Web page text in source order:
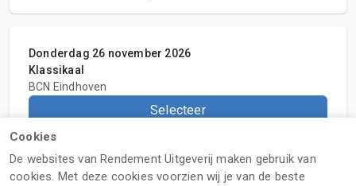
Cookies
De websites van Rendement Uitgeverij maken gebruik van
cookies. Met deze cookies voorzien wij je van de beste
Donderdag 26 november 2026
Klassikaal
BCN Eindhoven
Selecteer